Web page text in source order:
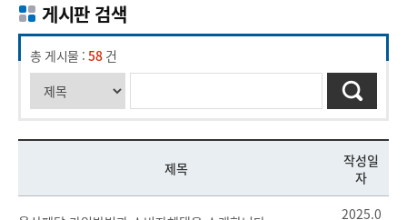
게시판 검색
총 게시물 : 58건
제목
작성일
자
2025.0